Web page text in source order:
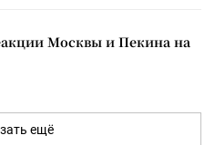
Москвы и Пекина на
ещё